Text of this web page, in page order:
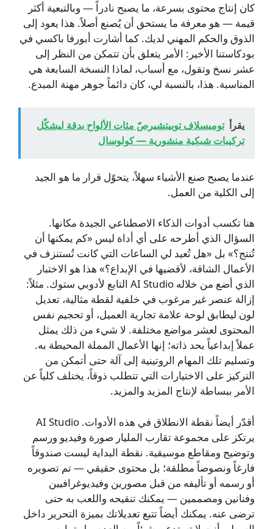
كان إنتاج محتوى بسرعة، ما يصبح نادراً — وبالتبعية أكثر
قيمة — هو معرفة ما يستحق أن يُصنع أصلاً. هذا يعود إلى
الذوق والحكم المهني لديك. كما أشارت أبورفا باكسي في
بودكاستنا الأخير: الأمر يتعلق بأن تتمكن من النظر إلى
عشر نسخ وتقول، مع أسباب، لماذا النسخة السابعة هي
المناسبة. هذا، بالنسبة لي، كان دائماً جوهر مهنة المبدع.
يقرأ توميسلاف توبيتشيرصّ مئات الألواح بدقة ليشكّل
تركيبات شبكية منشورية — كولوسال
عندما يصبح صنع الأشياء سهلاً، يتحوّل قرار ما هو الجيد
إلى الكلية من العمل.
هنا تكسب أدوات الذكاء الاصطناعي الجيدة مكانها.
السؤال الذي أطرحه على أي أداة ليس «كم يمكنها أن
تُنتج؟» بل «هل تُعيد لي الساعات التي كانت تُستنزف في
الأعمال الشاقة، لأقضيها في الإبداع؟» هذا هو الاختبار
الذي أضع من خلاله AI Studio التابع لأدوبي ستوك. مثلاً:
إزالة عنصر غير مرغوب في خلفية لقطة مثالية، تعديل
لون ليطابق لوحة علامة تجارية العميل، أو تحجيم نفس
المحتوى لعشر مواضع مختلفة. لا شيء من ذلك يمثل
عملاً إبداعياً بحد ذاته؛ إنها الأعمال المملة المحيطة به.
وتسليم تلك المهام الروتينية إلى آلة حتى أتمكن من
التركيز على الاختيارات التي تتطلب ذوقاً، يختلف كلياً عن
الأمر ببساطة لإنتاج المزيد والمزيد.
أقدّر أيضاً نقطة الانطلاق في هذه الأدوات. AI Studio
يرتكز على مجموعة تقارب المليار صورة وفيديو ورسم
وتوضيح ومقاطع موسيقية. نقطة البداية ليست صندوقاً
فارغاً ونصوصاً مطلقة؛ بل محتوى حقيقي — تم تصويره
أو رسمه أو تأليفه من قبل مصورين وفيديوغرافيين
وفنانين ومصممين — يمكنك تنقيحه واللعب به حتى
ترضى عنه. يمكنك أيضاً تتبع تعديلاتك بميزة التحرير داخل